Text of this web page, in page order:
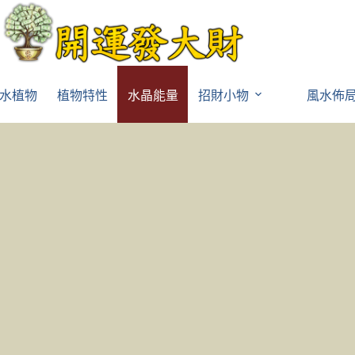
植物 植物特性 水晶能量 招財小物 風水佈